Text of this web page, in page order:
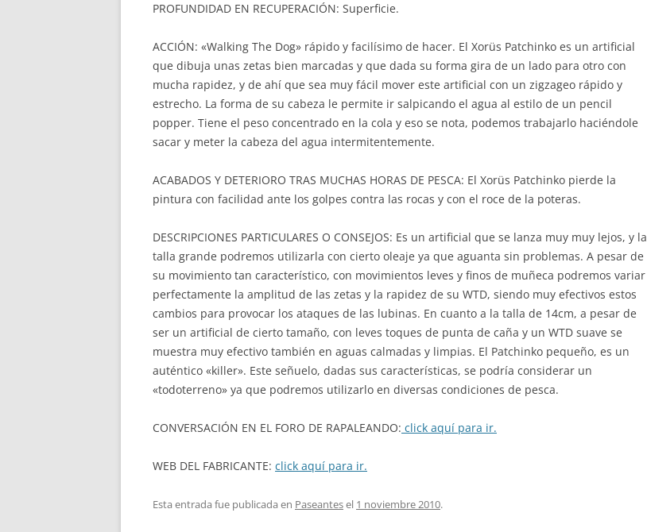
PROFUNDIDAD EN RECUPERACIÓN: Superficie.
ACCIÓN: «Walking The Dog» rápido y facilísimo de hacer. El Xorüs Patchinko es un artificial
que dibuja unas zetas bien marcadas y que dada su forma gira de un lado para otro con
mucha rapidez, y de ahí que sea muy fácil mover este artificial con un zigzageo rápido y
estrecho. La forma de su cabeza le permite ir salpicando el agua al estilo de un pencil
popper. Tiene el peso concentrado en la cola y eso se nota, podemos trabajarlo haciéndole
sacar y meter la cabeza del agua intermitentemente.
ACABADOS Y DETERIORO TRAS MUCHAS HORAS DE PESCA: El Xorüs Patchinko pierde la
pintura con facilidad ante los golpes contra las rocas y con el roce de la poteras.
DESCRIPCIONES PARTICULARES O CONSEJOS: Es un artificial que se lanza muy muy lejos, y la
talla grande podremos utilizarla con cierto oleaje ya que aguanta sin problemas. A pesar de
su movimiento tan característico, con movimientos leves y finos de muñeca podremos variar
perfectamente la amplitud de las zetas y la rapidez de su WTD, siendo muy efectivos estos
cambios para provocar los ataques de las lubinas. En cuanto a la talla de 14cm, a pesar de
ser un artificial de cierto tamaño, con leves toques de punta de caña y un WTD suave se
muestra muy efectivo también en aguas calmadas y limpias. El Patchinko pequeño, es un
auténtico «killer». Este señuelo, dadas sus características, se podría considerar un
«todoterreno» ya que podremos utilizarlo en diversas condiciones de pesca.
CONVERSACIÓN EN EL FORO DE RAPALEANDO: click aquí para ir.
WEB DEL FABRICANTE: click aquí para ir.
Esta entrada fue publicada en Paseantesel 1 noviembre 2010.